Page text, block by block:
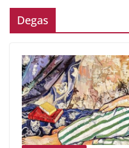
Degas